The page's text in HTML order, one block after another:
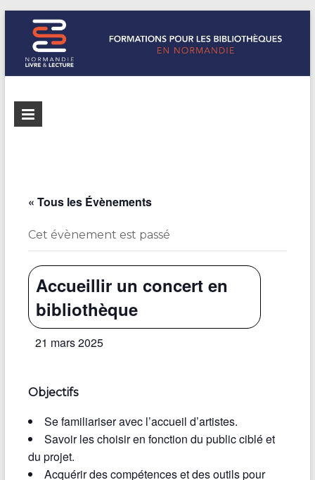
Formations
Normandie
Normandie
Livre &
bibliothèques
« Tous les Évènements
Cet évènement est passé
Accueillir un concert en
bibliothèque
21 mars 2025
Objectifs
Se familiariser avec l’accueil d’artistes.
Savoir les choisir en fonction du public ciblé et
du projet.
Acquérir des compétences et des outils pour